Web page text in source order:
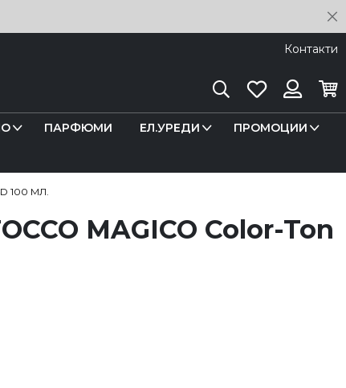
Контакти
ТърсенеЛюбими
ПАРФЮМИ ЕЛ.УРЕДИ ПРОМОЦИИ
100 МЛ.
MAGICO Color-Ton